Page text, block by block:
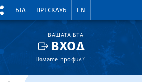
RIGHTMENU.SOCIAL
БТА ПРЕСКЛУБ EN
ВАШАТА БТА
ВХОД
Нямате профил?